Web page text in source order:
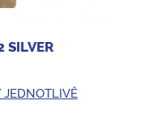
SILVER
JEDNOTLIVĚ